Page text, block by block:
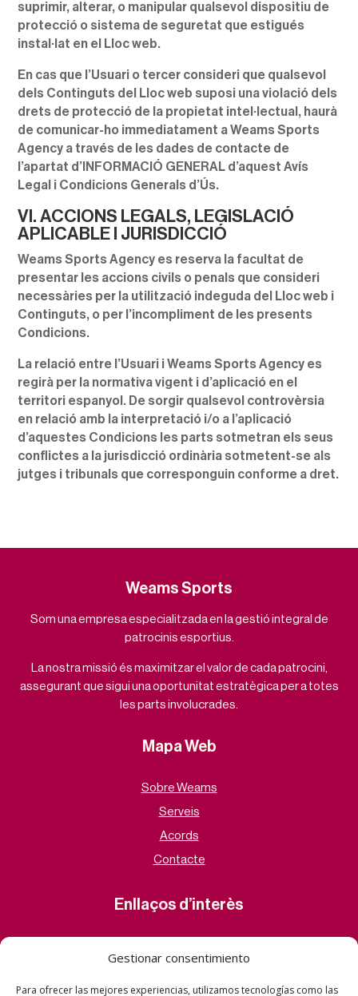
Gestionar consentimiento
Para ofrecer las mejores experiencias, utilizamos tecnologías como las
suprimir, alterar, o manipular qualsevol dispositiu de
protecció o sistema de seguretat que estigués
instal·lat en el Lloc web.
En cas que l’Usuari o tercer consideri que qualsevol
dels Continguts del Lloc web suposi una violació dels
drets de protecció de la propietat intel·lectual, haurà
de comunicar-ho immediatament a Weams Sports
Agency a través de les dades de contacte de
l’apartat d’INFORMACIÓ GENERAL d’aquest Avís
Legal i Condicions Generals d’Ús.
VI. ACCIONS LEGALS, LEGISLACIÓ
APLICABLE I JURISDICCIÓ
Weams Sports Agency es reserva la facultat de
presentar les accions civils o penals que consideri
necessàries per la utilització indeguda del Lloc web i
Continguts, o per l’incompliment de les presents
Condicions.
La relació entre l’Usuari i Weams Sports Agency es
regirà per la normativa vigent i d’aplicació en el
territori espanyol. De sorgir qualsevol controvèrsia
en relació amb la interpretació i/o a l’aplicació
d’aquestes Condicions les parts sotmetran els seus
conflictes a la jurisdicció ordinària sotmetent-se als
jutges i tribunals que corresponguin conforme a dret.
Weams Sports
Som una empresa especialitzada en la gestió integral de
patrocinis esportius.
La nostra missió és maximitzar el valor de cada patrocini,
assegurant que sigui una oportunitat estratègica per a totes
les parts involucrades.
Mapa Web
Sobre Weams
Serveis
Acords
Contacte
Enllaços d’interès